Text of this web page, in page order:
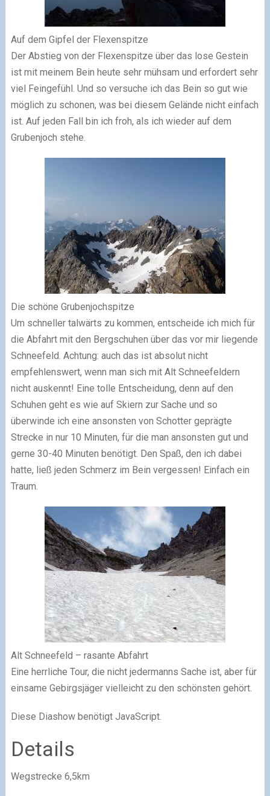
Auf dem Gipfel der Flexenspitze
Der Abstieg von der Flexenspitze über das lose Gestein
ist mit meinem Bein heute sehr mühsam und erfordert sehr
viel Feingefühl. Und so versuche ich das Bein so gut wie
möglich zu schonen, was bei diesem Gelände nicht einfach
ist. Auf jeden Fall bin ich froh, als ich wieder auf dem
Grubenjoch stehe.
Die schöne Grubenjochspitze
Um schneller talwärts zu kommen, entscheide ich mich für
die Abfahrt mit den Bergschuhen über das vor mir liegende
Schneefeld. Achtung: auch das ist absolut nicht
empfehlenswert, wenn man sich mit Alt Schneefeldern
nicht auskennt! Eine tolle Entscheidung, denn auf den
Schuhen geht es wie auf Skiern zur Sache und so
überwinde ich eine ansonsten von Schotter geprägte
Strecke in nur 10 Minuten, für die man ansonsten gut und
gerne 30-40 Minuten benötigt. Den Spaß, den ich dabei
hatte, ließ jeden Schmerz im Bein vergessen! Einfach ein
Traum.
Alt Schneefeld – rasante Abfahrt
Eine herrliche Tour, die nicht jedermanns Sache ist, aber für
einsame Gebirgsjäger vielleicht zu den schönsten gehört.
Diese Diashow benötigt JavaScript.
Details
Wegstrecke 6,5km